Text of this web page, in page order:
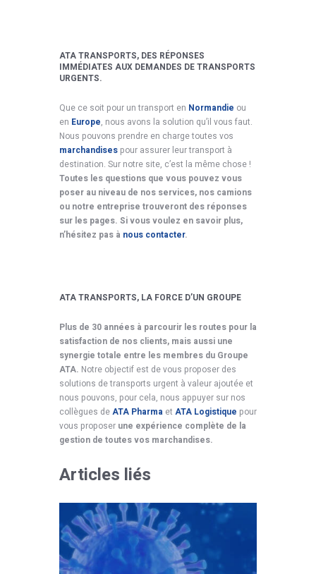
ATA TRANSPORTS, DES RÉPONSES
IMMÉDIATES AUX DEMANDES DE TRANSPORTS
URGENTS.
Que ce soit pour un transport en Normandie ou
en Europe, nous avons la solution qu’il vous faut.
Nous pouvons prendre en charge toutes vos
marchandises pour assurer leur transport à
destination. Sur notre site, c’est la même chose !
Toutes les questions que vous pouvez vous
poser au niveau de nos services, nos camions
ou notre entreprise trouveront des réponses
sur les pages. Si vous voulez en savoir plus,
n’hésitez pas à nous contacter.
ATA TRANSPORTS, LA FORCE D’UN GROUPE
Plus de 30 années à parcourir les routes pour la
satisfaction de nos clients, mais aussi une
synergie totale entre les membres du Groupe
ATA. Notre objectif est de vous proposer des
solutions de transports urgent à valeur ajoutée et
nous pouvons, pour cela, nous appuyer sur nos
collègues deATA Pharma et ATA Logistique pour
vous proposer une expérience complète de la
gestion de toutes vos marchandises.
Articles liés